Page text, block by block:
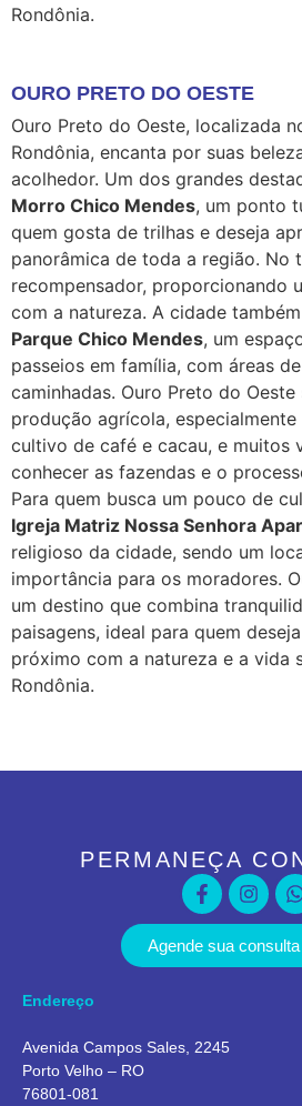
Rondônia.
OURO PRETO DO OESTE
Ouro Preto do Oeste, localizada
Rondônia, encanta por suas
acolhedor. Um dos grandes
Morro Chico Mendes, um ponto
quem gosta de trilhas e deseja
panorâmica de toda a região. No
recompensador, proporcionando
com a natureza. A cidade
Parque Chico Mendes, um
passeios em família, com áreas
caminhadas. Ouro Preto do
produção agrícola, especialmente
cultivo de café e cacau, e muitos
conhecer as fazendas e o
Para quem busca um pouco de
Igreja Matriz Nossa Senhora
religioso da cidade, sendo um
importância para os moradores.
um destino que combina
paisagens, ideal para quem
próximo com a natureza e a vida
Rondônia.
PERMANEÇA
Agende sua
Endereço
Avenida Campos Sales, 2245
Porto Velho – RO
76801-081